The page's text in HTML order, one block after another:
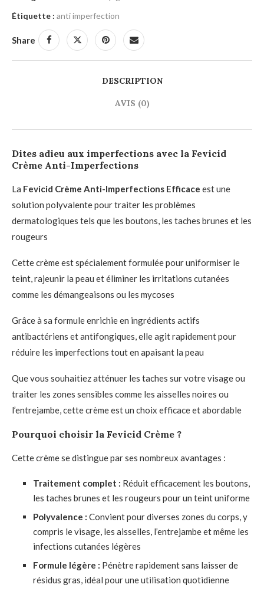
Étiquette : anti imperfection
Share
DESCRIPTION
AVIS (0)
Dites adieu aux imperfections avec la Fevicid
Crème Anti-Imperfections
La Fevicid Crème Anti-Imperfections Efficace est une
solution polyvalente pour traiter les problèmes
dermatologiques tels que les boutons, les taches brunes et les
rougeurs
Cette crème est spécialement formulée pour uniformiser le
teint, rajeunir la peau et éliminer les irritations cutanées
comme les démangeaisons ou les mycoses
Grâce à sa formule enrichie en ingrédients actifs
antibactériens et antifongiques, elle agit rapidement pour
réduire les imperfections tout en apaisant la peau
Que vous souhaitiez atténuer les taches sur votre visage ou
traiter les zones sensibles comme les aisselles noires ou
l’entrejambe, cette crème est un choix efficace et abordable
Pourquoi choisir la Fevicid Crème ?
Cette crème se distingue par ses nombreux avantages :
Traitement complet : Réduit efficacement les boutons,
les taches brunes et les rougeurs pour un teint uniforme
Polyvalence : Convient pour diverses zones du corps, y
compris le visage, les aisselles, l’entrejambe et même les
infections cutanées légères
Formule légère : Pénètre rapidement sans laisser de
résidus gras, idéal pour une utilisation quotidienne